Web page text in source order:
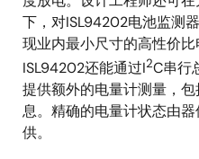
下，对ISL94202电池监测
现业内最小尺寸的高性价比
ISL94202还能通过I2C串行
提供额外的电量计测量，
息。精确的电量计状态由
供。